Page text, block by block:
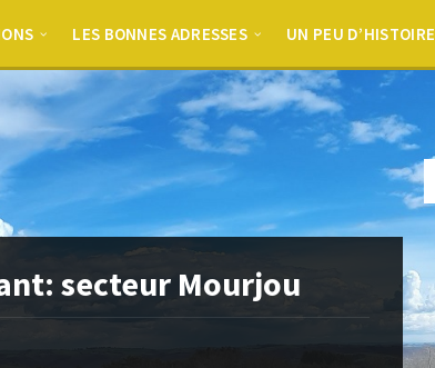
LES BONNES ADRESSES UN PEU D’HISTOIRE
secteur Mourjou